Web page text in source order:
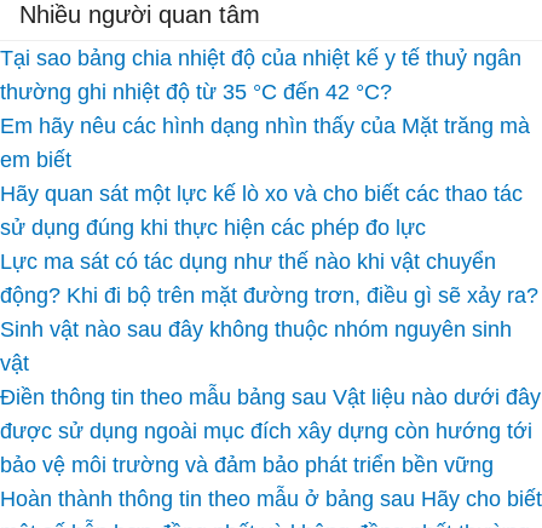
Nhiều người quan tâm
Tại sao bảng chia nhiệt độ của nhiệt kế y tế thuỷ ngân
thường ghi nhiệt độ từ 35 °C đến 42 °C?
Em hãy nêu các hình dạng nhìn thấy của Mặt trăng mà
em biết
Hãy quan sát một lực kế lò xo và cho biết các thao tác
sử dụng đúng khi thực hiện các phép đo lực
Lực ma sát có tác dụng như thế nào khi vật chuyển
động? Khi đi bộ trên mặt đường trơn, điều gì sẽ xảy ra?
Sinh vật nào sau đây không thuộc nhóm nguyên sinh
vật
Điền thông tin theo mẫu bảng sau Vật liệu nào dưới đây
được sử dụng ngoài mục đích xây dựng còn hướng tới
bảo vệ môi trường và đảm bảo phát triển bền vững
Hoàn thành thông tin theo mẫu ở bảng sau Hãy cho biết